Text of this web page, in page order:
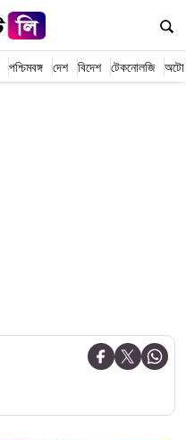
পশ্চিমবঙ্গ দেশ বিদেশ টেকনোলজি অটো